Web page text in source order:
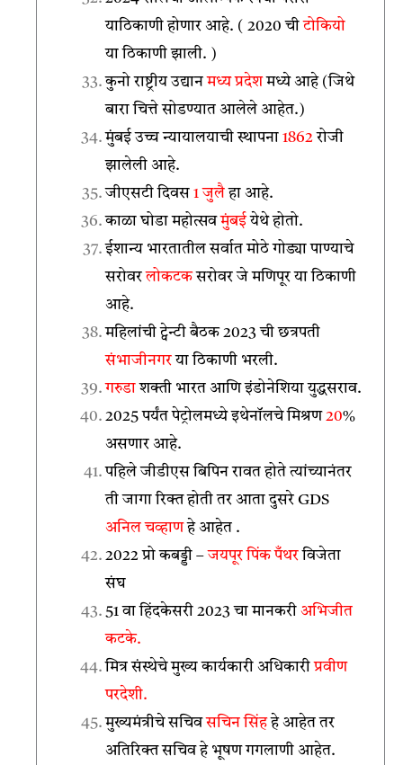
याठिकाणी होणार आहे. ( 2020 चीटोकियो
या ठिकाणी झाली. )
कुनो राष्ट्रीय उद्यानमध्य प्रदेशमध्ये आहे (जिथे
बारा चित्ते सोडण्यात आलेले आहेत.)
मुंबई उच्च न्यायालयाची स्थापना 1862रोजी
झालेली आहे.
जीएसटी दिवस 1 जुलैहा आहे.
काळा घोडा महोत्सवमुंबईयेथे होतो.
ईशान्य भारतातील सर्वात मोठे गोड्या पाण्याचे
सरोवरलोकटकसरोवर जे मणिपूर या ठिकाणी
आहे.
महिलांची ट्वेन्टी बैठक 2023 ची छत्रपती
संभाजीनगरया ठिकाणी भरली.
गरुडाशक्ती भारत आणि इंडोनेशिया युद्धसराव.
2025 पर्यंत पेट्रोलमध्ये इथेनॉलचे मिश्रण20%
असणार आहे.
पहिले जीडीएस बिपिन रावत होते त्यांच्यानंतर
ती जागा रिक्त होती तर आता दुसरे GDS
अनिल चव्हाणहे आहेत .
2022 प्रो कबड्डी –जयपूर पिंक पँथरविजेता
संघ
51 वा हिंदकेसरी 2023 चा मानकरी अभिजीत
कटके.
मित्र संस्थेचे मुख्य कार्यकारी अधिकारीप्रवीण
परदेशी.
मुख्यमंत्रीचे सचिवसचिन सिंहहे आहेत तर
अतिरिक्त सचिव हे भूषण गगलाणी आहेत.